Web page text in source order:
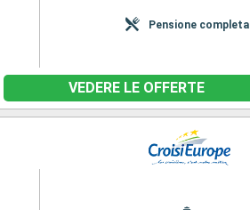
Pensione completa
VEDERE LE OFFERTE